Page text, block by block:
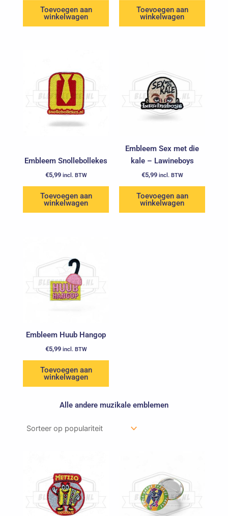
Toevoegen aan
winkelwagen
Toevoegen aan
winkelwagen
Embleem Snollebollekes
€5,99 incl. BTW
Toevoegen aan
winkelwagen
Embleem Sex met die
kale – Lawineboys
€5,99 incl. BTW
Toevoegen aan
winkelwagen
Embleem Huub Hangop
€5,99 incl. BTW
Toevoegen aan
winkelwagen
Alle andere muzikale emblemen